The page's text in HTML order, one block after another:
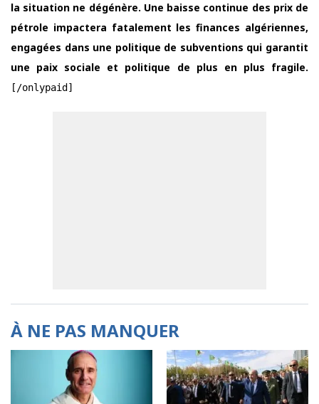
la situation ne dégénère. Une baisse continue des prix de
pétrole impactera fatalement les finances algériennes,
engagées dans une politique de subventions qui garantit
une paix sociale et politique de plus en plus fragile.
[/onlypaid]
À NE PAS MANQUER